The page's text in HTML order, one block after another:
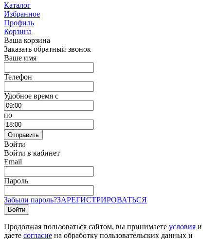
Каталог
Избранное
Профиль
Корзина
Ваша корзина
Заказать обратный звонок
Ваше имя
Телефон
Удобное время c
по
Отправить
Войти
Войти в кабинет
Email
Пароль
Забыли пароль?ЗАРЕГИСТРИРОВАТЬСЯ
Войти
Продолжая пользоваться сайтом, вы принимаете условия и
даете согласие на обработку пользовательских данных и